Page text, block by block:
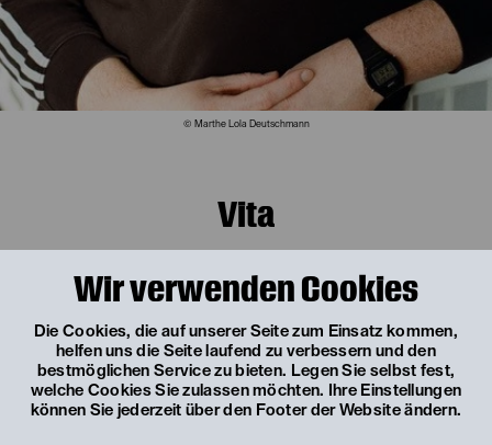
Wir verwenden Cookies
Die Cookies, die auf unserer Seite zum Einsatz kommen,
helfen uns die Seite laufend zu verbessern und den
bestmöglichen Service zu bieten. Legen Sie selbst fest,
welche Cookies Sie zulassen möchten. Ihre Einstellungen
können Sie jederzeit über den Footer der Website ändern.
© Marthe Lola Deutschmann
Vita
Kommunikationswissenschaft an der Ludwig-Maximilians-
Universität München. Nach dem Studium Hospitanzen an
Alexander Giesche. Bei der Festivalausgabe 2016 war er
Dramaturgieassistent bei der Ruhrtriennale, im Anschluss
daran zwei Jahre in selber Position am Münchner
Residenztheater. Ab 2018 arbeitete er als Dramaturg am
Theaterhaus Jena, dort erfolgte eine Vielzahl an Arbeiten